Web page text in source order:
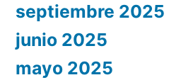
septiembre 2025
junio 2025
mayo 2025